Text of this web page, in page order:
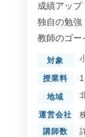
成績アップ
独自の勉強
教師のゴー
対象
授業料
地域
運営会社
講師数